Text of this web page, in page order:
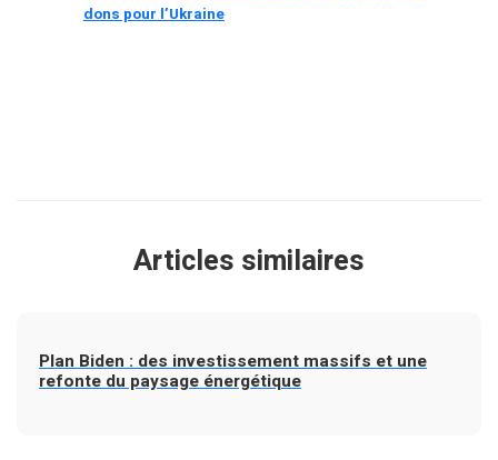
dons pour l’Ukraine
Articles similaires
Plan Biden : des investissement massifs et une
refonte du paysage énergétique